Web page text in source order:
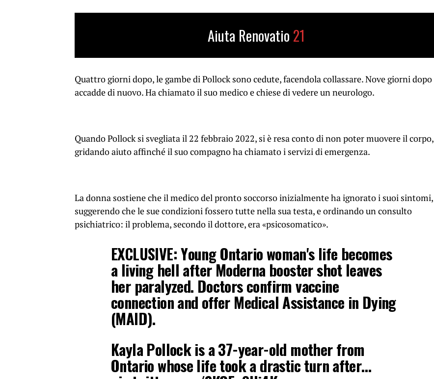
Aiuta Renovatio 21
Quattro giorni dopo, le gambe di Pollock sono cedute, facendola collassare. Nove giorni dopo
accadde di nuovo. Ha chiamato il suo medico e chiese di vedere un neurologo.
Quando Pollock si svegliata il 22 febbraio 2022, si è resa conto di non poter muovere il corpo,
gridando aiuto affinché il suo compagno ha chiamato i servizi di emergenza.
La donna sostiene che il medico del pronto soccorso inizialmente ha ignorato i suoi sintomi,
suggerendo che le sue condizioni fossero tutte nella sua testa, e ordinando un consulto
psichiatrico: il problema, secondo il dottore, era «psicosomatico».
EXCLUSIVE: Young Ontario woman's life becomes
a living hell after Moderna booster shot leaves
her paralyzed. Doctors confirm vaccine
connection and offer Medical Assistance in Dying
(MAID).
Kayla Pollock is a 37-year-old mother from
Ontario whose life took a drastic turn after…